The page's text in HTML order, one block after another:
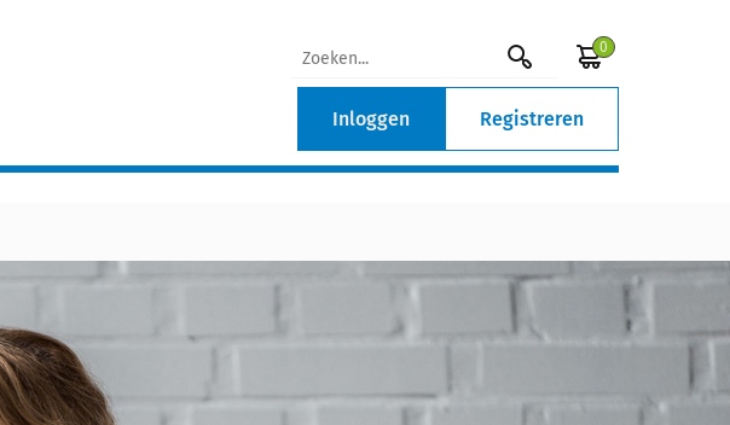
0
Inloggen Registreren